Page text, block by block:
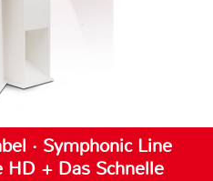
· Symphonic Line
+ Das Schnelle